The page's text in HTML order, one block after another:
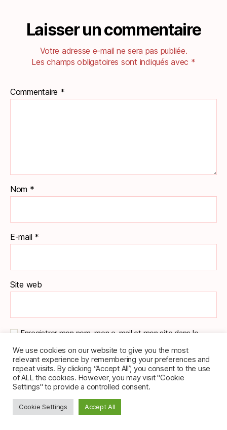
Laisser un commentaire
Votre adresse e-mail ne sera pas publiée.
Les champs obligatoires sont indiqués avec *
Commentaire *
Nom *
E-mail *
Site web
Enregistrer mon nom, mon e-mail et mon site dans le
We use cookies on our website to give you the most
relevant experience by remembering your preferences and
repeat visits. By clicking “Accept All”, you consent to the use
of ALL the cookies. However, you may visit "Cookie
Settings" to provide a controlled consent.
Cookie Settings Accept All